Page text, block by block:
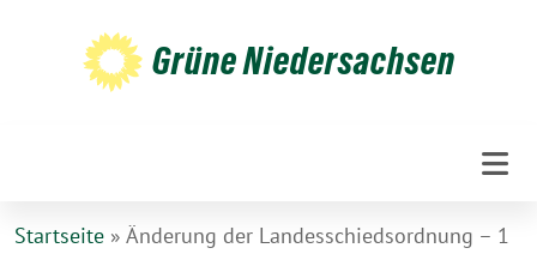
Grüne Niedersachsen
Startseite » Änderung der Landesschiedsordnung – 1